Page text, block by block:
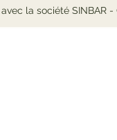
la société SINBAR